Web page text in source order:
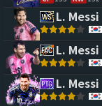
L. Messi
L. Messi
L. Messi